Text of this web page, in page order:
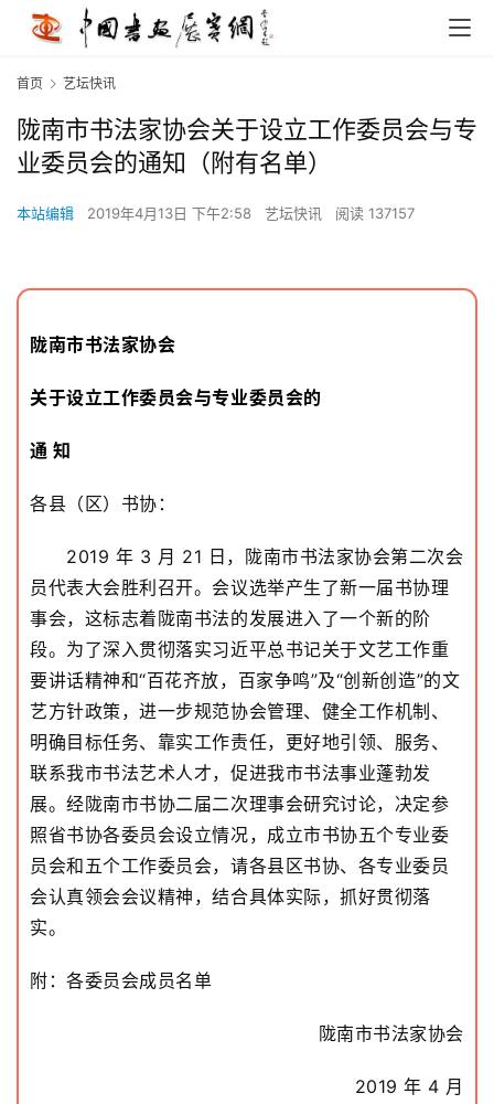
首页 艺坛快讯
陇南市书法家协会关于设立工作委员会与专
业委员会的通知（附有名单）
本站编辑 2019年4月13日 下午2:58 艺坛快讯 阅读 137157
陇南市书法家协会
关于设立工作委员会与专业委员会的
通 知
各县（区）书协：
2019 年 3 月 21 日，陇南市书法家协会第二次会
员代表大会胜利召开。会议选举产生了新一届书协理
事会，这标志着陇南书法的发展进入了一个新的阶
段。为了深入贯彻落实习近平总书记关于文艺工作重
要讲话精神和“百花齐放，百家争鸣”及“创新创造”的文
艺方针政策，进一步规范协会管理、健全工作机制、
明确目标任务、靠实工作责任，更好地引领、服务、
联系我市书法艺术人才，促进我市书法事业蓬勃发
展。经陇南市书协二届二次理事会研究讨论，决定参
照省书协各委员会设立情况，成立市书协五个专业委
员会和五个工作委员会，请各县区书协、各专业委员
会认真领会会议精神，结合具体实际，抓好贯彻落
实。
附：各委员会成员名单
陇南市书法家协会
2019 年 4 月